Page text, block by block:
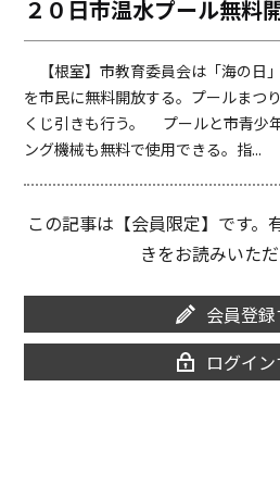
o
o
k
i
n
k
２０日市温水プール無料
【根室】市教育委員会は「海の日
を市民に無料開放する。プールまつ
くじ引きも行う。 プールと市青少
ング機械も無料で使用できる。指...
この記事は【会員限定】です。
きをお読みいただ
会員登録
ログイン